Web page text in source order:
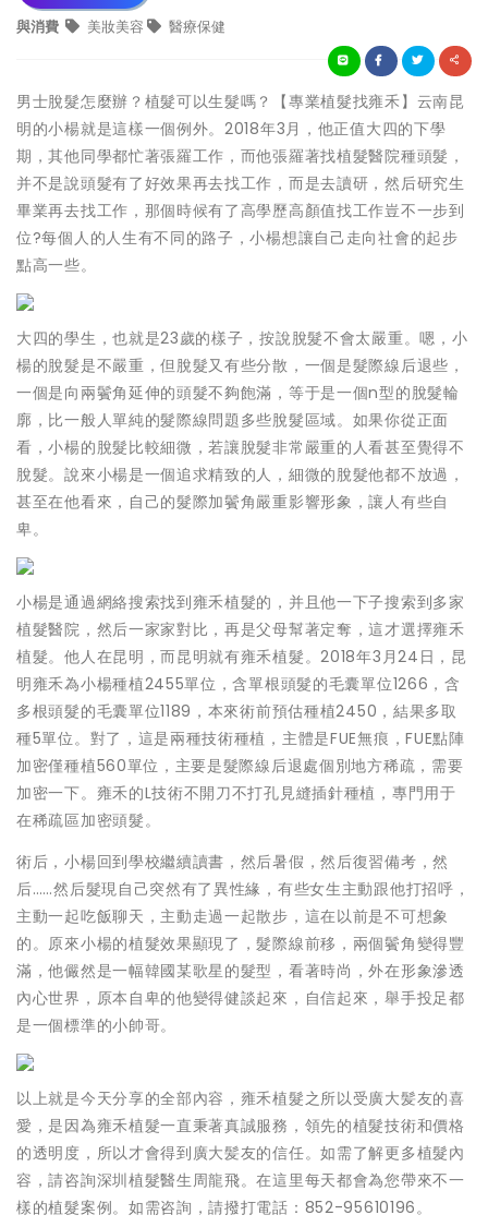
與消費 美妝美容 醫療保健
男士脫髮怎麼辦？植髮可以生髮嗎？【專業植髮找雍禾】云南昆
明的小楊就是這樣一個例外。2018年3月，他正值大四的下學
期，其他同學都忙著張羅工作，而他張羅著找植髮醫院種頭髮，
并不是說頭髮有了好效果再去找工作，而是去讀研，然后研究生
畢業再去找工作，那個時候有了高學歷高顏值找工作豈不一步到
位?每個人的人生有不同的路子，小楊想讓自己走向社會的起步
點高一些。
大四的學生，也就是23歲的樣子，按說脫髮不會太嚴重。嗯，小
楊的脫髮是不嚴重，但脫髮又有些分散，一個是髮際線后退些，
一個是向兩鬢角延伸的頭髮不夠飽滿，等于是一個n型的脫髮輪
廓，比一般人單純的髮際線問題多些脫髮區域。如果你從正面
看，小楊的脫髮比較細微，若讓脫髮非常嚴重的人看甚至覺得不
脫髮。說來小楊是一個追求精致的人，細微的脫髮他都不放過，
甚至在他看來，自己的髮際加鬢角嚴重影響形象，讓人有些自
卑。
小楊是通過網絡搜索找到雍禾植髮的，并且他一下子搜索到多家
植髮醫院，然后一家家對比，再是父母幫著定奪，這才選擇雍禾
植髮。他人在昆明，而昆明就有雍禾植髮。2018年3月24日，昆
明雍禾為小楊種植2455單位，含單根頭髮的毛囊單位1266，含
多根頭髮的毛囊單位1189，本來術前預估種植2450，結果多取
種5單位。對了，這是兩種技術種植，主體是FUE無痕，FUE點陣
加密僅種植560單位，主要是髮際線后退處個別地方稀疏，需要
加密一下。雍禾的L技術不開刀不打孔見縫插針種植，專門用于
在稀疏區加密頭髮。
術后，小楊回到學校繼續讀書，然后暑假，然后復習備考，然
后……然后髮現自己突然有了異性緣，有些女生主動跟他打招呼，
主動一起吃飯聊天，主動走過一起散步，這在以前是不可想象
的。原來小楊的植髮效果顯現了，髮際線前移，兩個鬢角變得豐
滿，他儼然是一幅韓國某歌星的髮型，看著時尚，外在形象滲透
內心世界，原本自卑的他變得健談起來，自信起來，舉手投足都
是一個標準的小帥哥。
以上就是今天分享的全部內容，雍禾植髮之所以受廣大髪友的喜
愛，是因為雍禾植髮一直秉著真誠服務，領先的植髮技術和價格
的透明度，所以才會得到廣大髪友的信任。如需了解更多植髮內
容，請咨詢深圳植髮醫生周龍飛。在這里每天都會為您帶來不一
樣的植髮案例。如需咨詢，請撥打電話：852-95610196。